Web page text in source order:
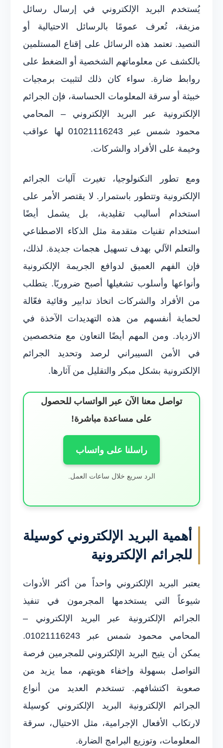
يُستخدم البريد الإلكتروني في إرسال رسائل
مزيفة، تُعرف عمومًا بالرسائل الاحتيالية أو
التصيد. تعتمد هذه الرسائل على إقناع المستلمين
بالكشف عن معلوماتهم الشخصية أو الضغط على
روابط ضارة. سواء كان ذلك لتثبيت برمجيات
خبيثة أو سرقة المعلومات الحساسة، فإن الجرائم
الإلكترونية عبر البريد الإلكتروني – المحامي
محمود شمس عبر 01021116243 لها عواقب
وخيمة على الأفراد والشركات.
ومع تطور التكنولوجيا، تغيرت آليات الجرائم
الإلكترونية وتتطور باستمرار. لا يقتصر الأمر على
استخدام أساليب تقليدية، بل يشمل أيضًا
استخدام تقنيات متقدمة مثل الذكاء الاصطناعي
والتعلم الآلي بهدف تسهيل هجمات جديدة. لذلك،
فإن الفهم العميق لدوافع الجريمة الإلكترونية
وأنواعها وأسلوب تشغيلها أصبح ضروريًا. يتطلب
من الأفراد والشركات اتخاذ تدابير وقائية فعّالة
لحماية أنفسهم من هذه التهديدات الآخذة في
الازدياد. ومن المهم أيضًا التعاون مع متخصصين
في الأمن السيبراني لرصد وتحديد الجرائم
الإلكترونية بشكل مبكر والتقليل من آثارها.
تواصل معنا الآن عبر الواتساب للحصول
على مساعدة مباشرة!
راسلنا على واتساب
الرد سريع خلال ساعات العمل.
أهمية البريد الإلكتروني كوسيلة
للجرائم الإلكترونية
يعتبر البريد الإلكتروني واحداً من أكثر الأدوات
شيوعاً التي يستخدمها المجرمون في تنفيذ
الجرائم الإلكترونية عبر البريد الإلكتروني –
المحامي محمود شمس عبر 01021116243.
يمكن أن يتيح البريد الإلكتروني للمجرمين فرصة
التواصل بسهولة وإخفاء هويتهم، مما يزيد من
صعوبة اكتشافهم. تستخدم العديد من أنواع
الجرائم الإلكترونية البريد الإلكتروني كوسيلة
لارتكاب الأفعال الإجرامية، مثل الاحتيال، سرقة
المعلومات، وتوزيع البرامج الضارة.